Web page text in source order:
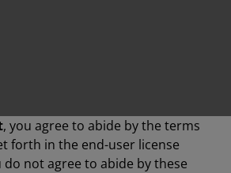
, you agree to abide by the terms
forth in the end-user license
not agree to abide by these